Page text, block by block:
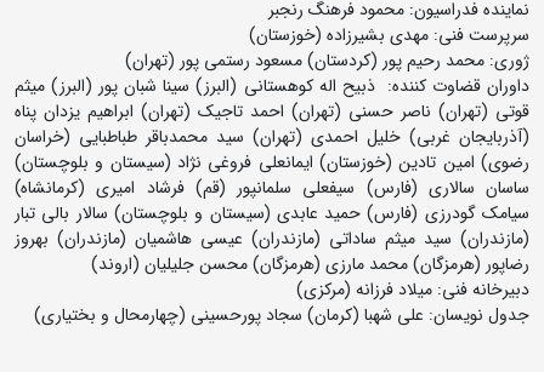
نماینده فدراسیون: محمود فرهنگ رنجبر
سرپرست فنی: مهدی بشیرزاده (خوزستان)
ژوری: محمد رحیم پور (کردستان) مسعود رستمی پور (تهران)
داوران قضاوت کننده: ذبیح اله کوهستانی (البرز) سینا شبان پور (البرز) میثم
قوتی (تهران) ناصر حسنی (تهران) احمد تاجیک (تهران) ابراهیم یزدان پناه
(آذربایجان غربی) خلیل احمدی (تهران) سید محمدباقر طباطبایی (خراسان
رضوی) امین تادین (خوزستان) ایمانعلی فروغی نژاد (سیستان و بلوچستان)
ساسان سالاری (فارس) سیفعلی سلمانپور (قم) فرشاد امیری (کرمانشاه)
سیامک گودرزی (فارس) حمید عابدی (سیستان و بلوچستان) سالار بالی تبار
(مازندران) سید میثم ساداتی (مازندران) عیسی هاشمیان (مازندران) بهروز
رضاپور (هرمزگان) محمد مارزی (هرمزگان) محسن جلیلیان (اروند)
دبیرخانه فنی: میلاد فرزانه (مرکزی)
جدول نویسان: علی شهبا (کرمان) سجاد پورحسینی (چهارمحال و بختیاری)